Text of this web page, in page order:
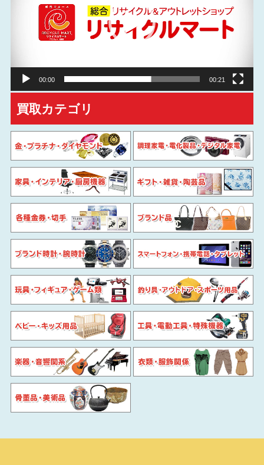
00:00 00:21
買取カテゴリ